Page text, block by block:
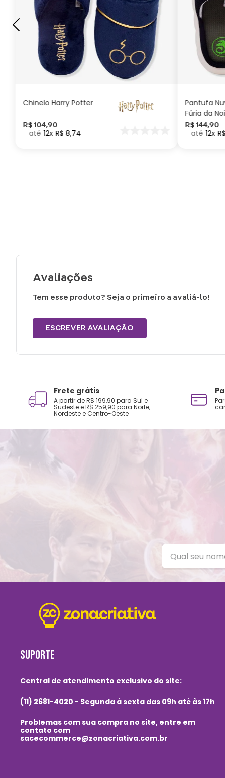
Chinelo Harry Potter
R$ 104,90
12 R$ 8,74
G GG M P
ADICIONAR AO
CARRINHO
Pantufa
Fúria da
Como
seu Dragão
R$ 144,90
12 R$
Avaliações
Tem esse produto? Seja o primeiro a avaliá-lo!
ESCREVER AVALIAÇÃO
Frete grátis
A partir de R$ 199,90 para Sul e
Sudeste e R$ 259,90 para Norte,
Nordeste e Centro-Oeste
SUPORTE
Central de atendimento exclusivo do site:
(11) 2681-4020 - Segunda à sexta das 09h até às 17h
Problemas com sua compra no site, entre em
contato com
sacecommerce@zonacriativa.com.br